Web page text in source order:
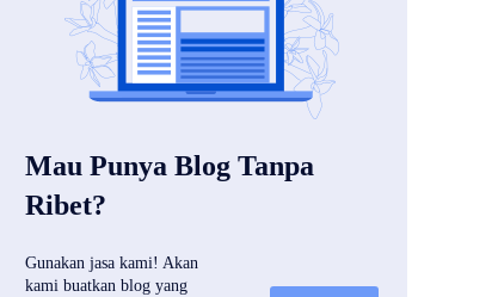
Mau Punya Blog Tanpa
Ribet?
Gunakan jasa kami! Akan
kami buatkan blog yang